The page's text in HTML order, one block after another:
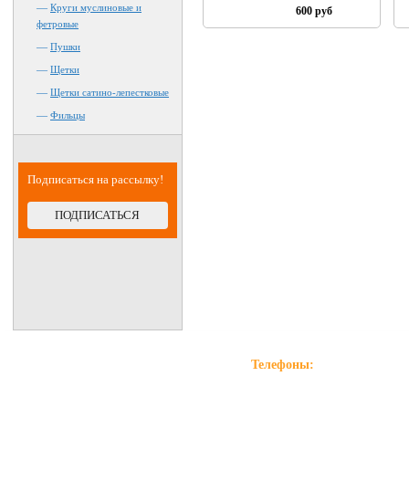
— Круги муслиновые и
фетровые
— Пушки
— Щетки
— Щетки сатино-лепестковые
— Фильцы
Подписаться на рассылку!
ПОДПИСАТЬСЯ
600 руб
Телефоны: